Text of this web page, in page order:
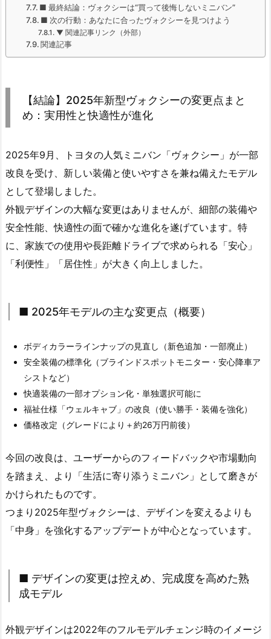
■ 最終結論：ヴォクシーは“買って後悔しないミニバン”
■ 次の行動：あなたに合ったヴォクシーを見つけよう
▼ 関連記事リンク（外部）
関連記事
【結論】2025年新型ヴォクシーの変更点まと
め：実用性と快適性が進化
2025年9月、トヨタの人気ミニバン「ヴォクシー」が一部
改良を受け、新しい装備と使いやすさを兼ね備えたモデル
として登場しました。
外観デザインの大幅な変更はありませんが、細部の装備や
安全性能、快適性の面で確かな進化を遂げています。特
に、家族での使用や長距離ドライブで求められる「安心」
「利便性」「居住性」が大きく向上しました。
■ 2025年モデルの主な変更点（概要）
ボディカラーラインナップの見直し（新色追加・一部廃止）
安全装備の標準化（ブラインドスポットモニター・安心降車ア
シストなど）
快適装備の一部オプション化・単独選択可能に
福祉仕様「ウェルキャブ」の改良（使い勝手・装備を強化）
価格改定（グレードにより＋約26万円前後）
今回の改良は、ユーザーからのフィードバックや市場動向
を踏まえ、より「生活に寄り添うミニバン」として磨きが
かけられたものです。
つまり2025年型ヴォクシーは、デザインを変えるよりも
「中身」を強化するアップデートが中心となっています。
■ デザインの変更は控えめ、完成度を高めた熟
成モデル
外観デザインは2022年のフルモデルチェンジ時のイメージ